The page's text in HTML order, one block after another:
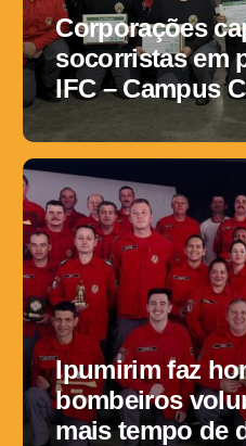
Corporações
socorristas em
IFC – Campus
Ipumirim faz
bombeiros
mais tempo de